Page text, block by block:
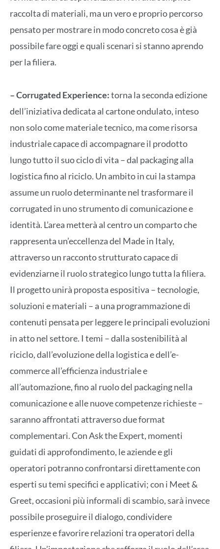
raccolta di materiali, ma un vero e proprio percorso
pensato per mostrare in modo concreto cosa è già
possibile fare oggi e quali scenari si stanno aprendo
per la filiera.
– Corrugated Experience:torna la seconda edizione
dell’iniziativa dedicata al cartone ondulato, inteso
non solo come materiale tecnico, ma come risorsa
industriale capace di accompagnare il prodotto
lungo tutto il suo ciclo di vita – dal packaging alla
logistica fino al riciclo. Un ambito in cui la stampa
assume un ruolo determinante nel trasformare il
corrugated in uno strumento di comunicazione e
identità. L’area metterà al centro un comparto che
rappresenta un’eccellenza del Made in Italy,
attraverso un racconto strutturato capace di
evidenziarne il ruolo strategico lungo tutta la filiera.
Il progetto unirà proposta espositiva – tecnologie,
soluzioni e materiali – a una programmazione di
contenuti pensata per leggere le principali evoluzioni
in atto nel settore. I temi – dalla sostenibilità al
riciclo, dall’evoluzione della logistica e dell’e-
commerce all’efficienza industriale e
all’automazione, fino al ruolo del packaging nella
comunicazione e alle nuove competenze richieste –
saranno affrontati attraverso due format
complementari. Con Ask the Expert, momenti
guidati di approfondimento, le aziende e gli
operatori potranno confrontarsi direttamente con
esperti su temi specifici e applicativi; con i Meet &
Greet, occasioni più informali di scambio, sarà invece
possibile proseguire il dialogo, condividere
esperienze e favorire relazioni tra operatori della